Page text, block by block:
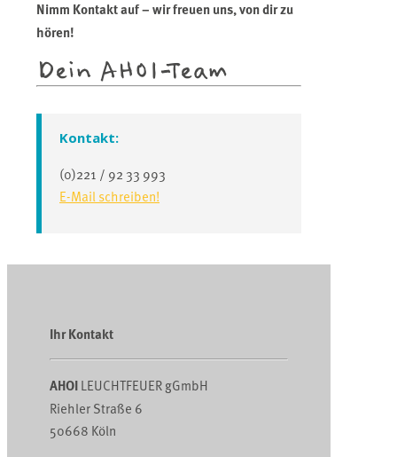
Nimm Kontakt auf – wir freuen uns, von dir zu
hören!
Dein AHOI-Team
Kontakt:
(0)221 / 92 33 993
E-Mail schreiben!
Ihr Kontakt
AHOILEUCHTFEUER gGmbH
Riehler Straße 6
50668 Köln